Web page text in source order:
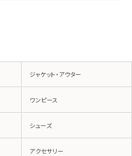
ジャケット・アウター
ワンピース
シューズ
アクセサリー